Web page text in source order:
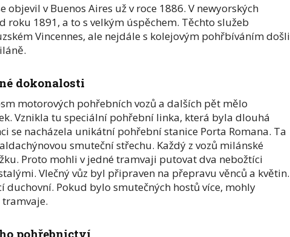
objevil v Buenos Aires už v roce 1886. V newyorských
roku 1891, a to s velkým úspěchem. Těchto služeb
Vincennes, ale nejdále s kolejovým pohřbíváním došli
dokonalosti
motorových pohřebních vozů a dalších pět mělo
Vznikla tu speciální pohřební linka, která byla dlouhá
se nacházela unikátní pohřební stanice Porta Romana. Ta
smuteční střechu. Každý z vozů milánské
Proto mohli v jedné tramvaji putovat dva nebožtíci
Vlečný vůz byl připraven na přepravu věnců a květin.
duchovní. Pokud bylo smutečných hostů více, mohly
pohřebnictví